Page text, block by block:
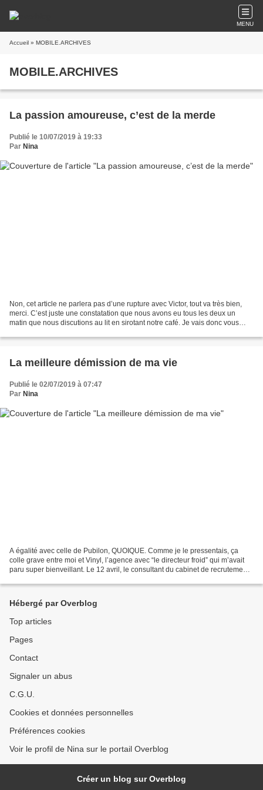
MENU
Accueil » MOBILE.ARCHIVES
MOBILE.ARCHIVES
La passion amoureuse, c’est de la merde
Publié le 10/07/2019 à 19:33
Par Nina
Non, cet article ne parlera pas d’une rupture avec Victor, tout va très bien,
merci. C’est juste une constatation que nous avons eu tous les deux un
matin que nous discutions au lit en sirotant notre café. Je vais donc vous
La meilleure démission de ma vie
Publié le 02/07/2019 à 07:47
Par Nina
A égalité avec celle de Pubilon, QUOIQUE. Comme je le pressentais, ça
colle grave entre moi et Vinyl, l’agence avec “le directeur froid” qui m’avait
paru super bienveillant. Le 12 avril, le consultant du cabinet de recrutement
Hébergé par Overblog
Top articles
Pages
Contact
Signaler un abus
C.G.U.
Cookies et données personnelles
Préférences cookies
Voir le profil de Nina sur le portail Overblog
Créer un blog sur Overblog